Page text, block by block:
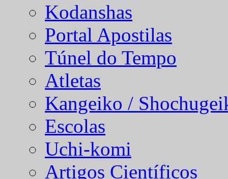
Kodanshas
Portal Apostilas
Túnel do Tempo
Atletas
Kangeiko /
Escolas
Uchi-komi
Artigos Científicos